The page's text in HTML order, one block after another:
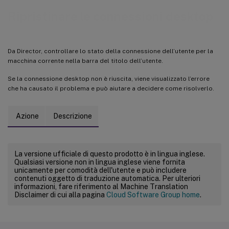
Da Director, controllare lo stato della connessione dell’utente per la
macchina corrente nella barra del titolo dell’utente.
Se la connessione desktop non è riuscita, viene visualizzato l’errore
che ha causato il problema e può aiutare a decidere come risolverlo.
Azione Descrizione
La versione ufficiale di questo prodotto è in lingua inglese.
Qualsiasi versione non in lingua inglese viene fornita
unicamente per comodità dell'utente e può includere
contenuti oggetto di traduzione automatica. Per ulteriori
informazioni, fare riferimento al Machine Translation
Disclaimer di cui alla pagina Cloud Software Group home.